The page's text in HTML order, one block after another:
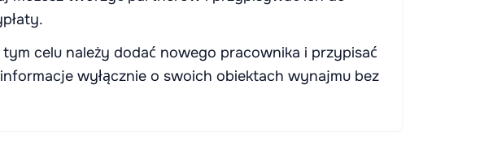
celu należy dodać nowego pracownika i przypisać
wyłącznie o swoich obiektach wynajmu bez